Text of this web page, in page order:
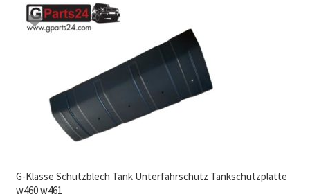
G-Klasse Schutzblech Tank Unterfahrschutz Tankschutzplatte
w460 w461